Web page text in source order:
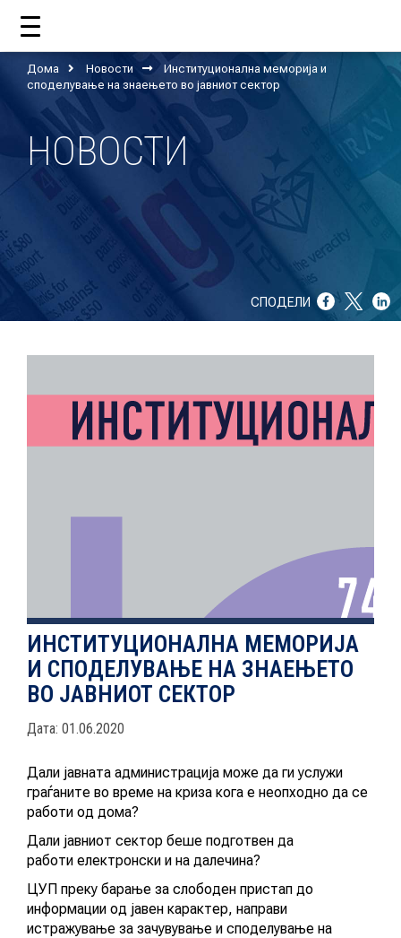
ДОМА
ЗА НАС
ШТО РАБОТИ ЦУП?
НАШИОТ ТИМ
НАШИ ПОДДРЖУВАЧИ
ГОДИШНИ ИЗВЕШТАИ
ИСО 9001
ЕВОЛВ
НОВОСТИ
ИСТРАЖУВАЊА
УСЛУГИ
КАТАЛОГ НА УСЛУГИ
ПОВИЦИ
АРХИВА
ИНИЦИЈАТИВИ
Дома Новости
Институционална меморија и
споделување на знаењето во јавниот сектор
НОВОСТИ
СПОДЕЛИ
ИНСТИТУЦИОНАЛНА МЕМОРИЈА
И СПОДЕЛУВАЊЕ НА ЗНАЕЊЕТО
ВО ЈАВНИОТ СЕКТОР
Дата: 01.06.2020
Дали јавната администрација може да ги услужи
граѓаните во време на криза кога е неопходно да се
работи од дома?
Дали јавниот сектор беше подготвен да
работи електронски и на далечина?
ЦУП преку барање за слободен пристап до
информации од јавен карактер, направи
истражување за зачувување и споделување на